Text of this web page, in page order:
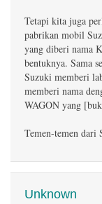
Tetapi kita juga
pabrikan mobil
yang diberi nama
bentuknya. Sama
Suzuki memberi
memberi nama
WAGON yang
Temen-temen dari
Unknown